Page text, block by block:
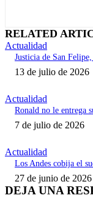
RELATED
Actualidad
Justicia de San
13 de julio de 2026
Actualidad
Ronald no le entrega
7 de julio de 2026
Actualidad
Los Andes cobija el
27 de junio de 2026
DEJA UNA